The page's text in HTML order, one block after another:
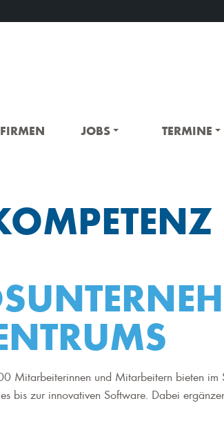
FIRMEN JOBS TERMINE
Mitarbeiterinnen und Mitarbeitern bieten im
bis zur innovativen Software. Dabei